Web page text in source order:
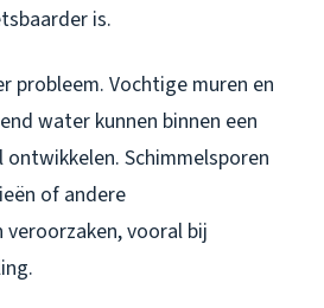
is.
probleem. Vochtige muren en
water kunnen binnen een
ontwikkelen. Schimmelsporen
of andere
vooral bij